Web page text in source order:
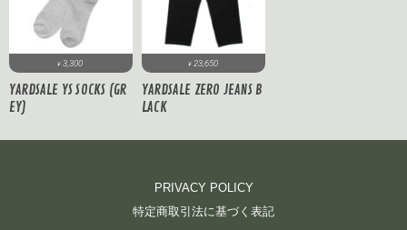
¥ 3,300
YARDSALE YS SOCKS (GR
EY)
¥ 23,650
YARDSALE ZERO JEANS B
LACK
PRIVACY POLICY
特定商取引法に基づく表記